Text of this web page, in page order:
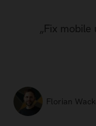
„Fix
Florian